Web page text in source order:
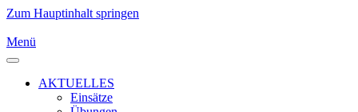
Zum Hauptinhalt springen
Menü
AKTUELLES
Einsätze